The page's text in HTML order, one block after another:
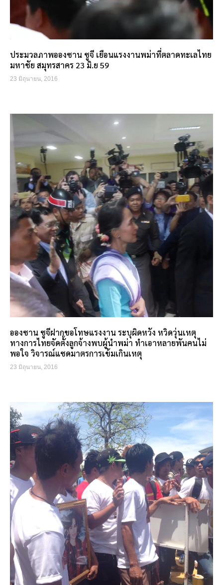
ประมวลภาพอองซาน ซูจี เยือนแรงงานพม่าที่ตลาดทะเลไทย
มหาชัย สมุทรสาคร 23 มิ.ย 59
23 มิถุนายน, 2016
อองซาน ซูจีฝากขอโทษแรงงาน ระบุผิดหวัง หวิดวุ่นเหตุ
ทางการไทยจัดตั้งลูกจ้างพบผู้นำพม่า ทำเอาหลายพันคนไม่
พอใจ วิจารณ์แซดมาตรการเข้มเกินเหตุ
23 มิถุนายน, 2016